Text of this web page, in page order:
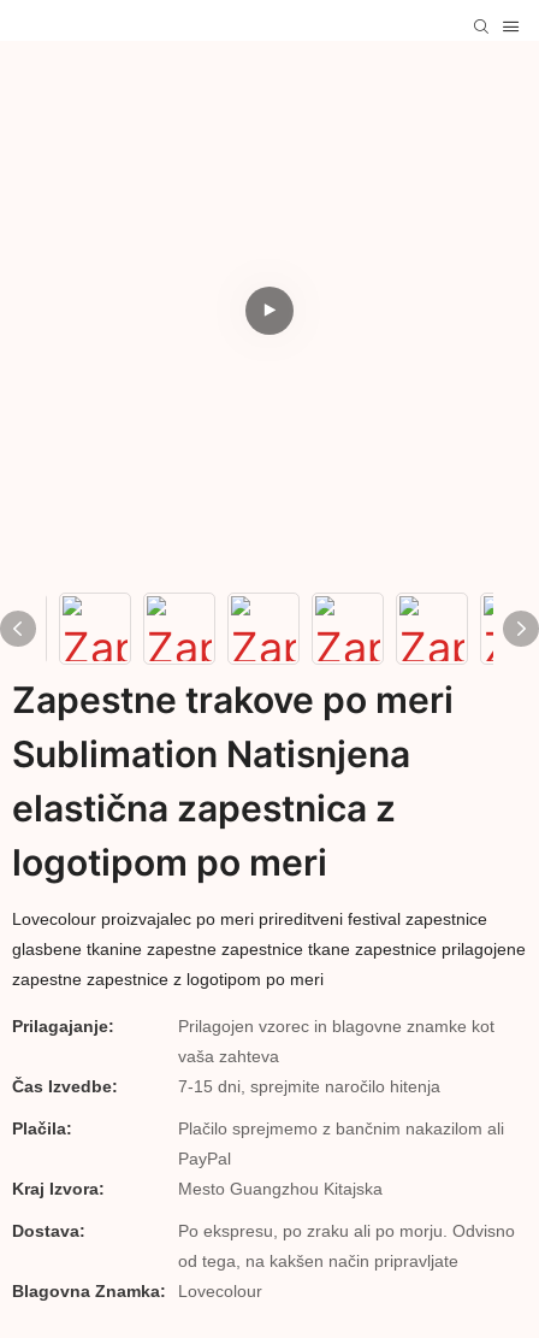
Zapestne trakove po meri
Sublimation Natisnjena
elastična zapestnica z
logotipom po meri
Lovecolour proizvajalec po meri prireditveni festival zapestnice
glasbene tkanine zapestne zapestnice tkane zapestnice prilagojene
zapestne zapestnice z logotipom po meri
Prilagajanje:
Prilagojen vzorec in blagovne znamke kot
vaša zahteva
Čas Izvedbe:
7-15 dni, sprejmite naročilo hitenja
Plačila:
Plačilo sprejmemo z bančnim nakazilom ali
PayPal
Kraj Izvora:
Mesto Guangzhou Kitajska
Dostava:
Po ekspresu, po zraku ali po morju. Odvisno
od tega, na kakšen način pripravljate
Blagovna Znamka:
Lovecolour